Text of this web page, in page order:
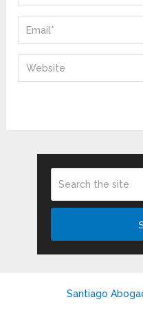
Santiago